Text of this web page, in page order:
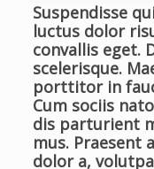
Suspendisse
luctus dolor
convallis eget.
scelerisque.
porttitor in
Cum sociis
dis parturient
mus. Praesent
dolor a,